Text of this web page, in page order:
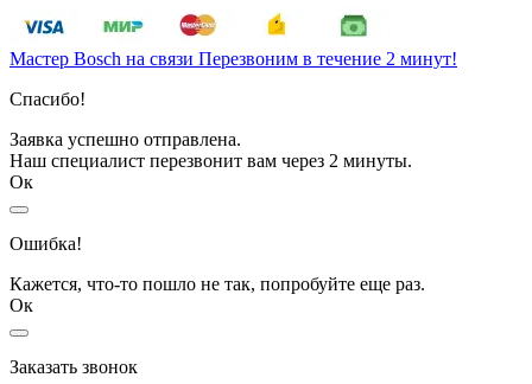
Мастер Bosch на связи Перезвоним в течение 2 минут!
Спасибо!
Заявка успешно отправлена.
Наш специалист перезвонит вам через 2 минуты.
Ок
Ошибка!
Кажется, что-то пошло не так, попробуйте еще раз.
Ок
Заказать звонок